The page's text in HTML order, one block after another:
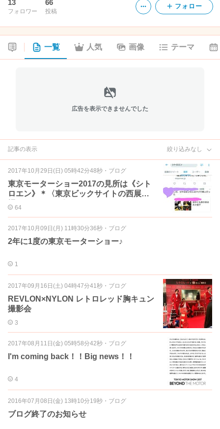
13
フォロワー
66
投稿
フォロー
一覧 人気 画像 テーマ
広告を表示できませんでした
記事の表示 絞り込みなし
2017年10月29日(日) 05時42分48秒 ・ ブログ
東京モーターショー2017の見所は《シト
ロエン》＊〈東京ビックサイトの西展示
場アナトリウム〉
64
2017年10月09日(月) 11時30分36秒 ・ ブログ
2年に1度の東京モーターショー♪
1
2017年09月16日(土) 04時47分41秒 ・ ブログ
REVLON×NYLON レトロレッド胸キュン
撮影会
3
2017年08月11日(金) 05時58分42秒 ・ ブログ
I'm coming back！！Big news！！
4
2016年07月08日(金) 13時10分19秒 ・ ブログ
ブログ終了のお知らせ